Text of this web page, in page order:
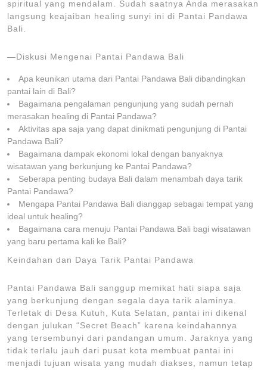
spiritual yang mendalam. Sudah saatnya Anda merasakan
langsung keajaiban healing sunyi ini di Pantai Pandawa
Bali.
—Diskusi Mengenai Pantai Pandawa Bali
Apa keunikan utama dari Pantai Pandawa Bali dibandingkan
pantai lain di Bali?
Bagaimana pengalaman pengunjung yang sudah pernah
merasakan healing di Pantai Pandawa?
Aktivitas apa saja yang dapat dinikmati pengunjung di Pantai
Pandawa Bali?
Bagaimana dampak ekonomi lokal dengan banyaknya
wisatawan yang berkunjung ke Pantai Pandawa?
Seberapa penting budaya Bali dalam menambah daya tarik
Pantai Pandawa?
Mengapa Pantai Pandawa Bali dianggap sebagai tempat yang
ideal untuk healing?
Bagaimana cara menuju Pantai Pandawa Bali bagi wisatawan
yang baru pertama kali ke Bali?
Keindahan dan Daya Tarik Pantai Pandawa
Pantai Pandawa Bali sanggup memikat hati siapa saja
yang berkunjung dengan segala daya tarik alaminya.
Terletak di Desa Kutuh, Kuta Selatan, pantai ini dikenal
dengan julukan “Secret Beach” karena keindahannya
yang tersembunyi dari pandangan umum. Jaraknya yang
tidak terlalu jauh dari pusat kota membuat pantai ini
menjadi tujuan wisata yang mudah diakses, namun tetap